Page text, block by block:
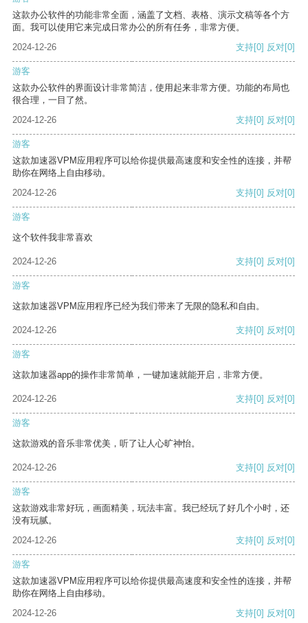
这款办公软件的功能非常全面，涵盖了文档、表格、演示文稿等各个方
面。我可以使用它来完成日常办公的所有任务，非常方便。
2024-12-26
支持[0] 反对[0]
游客
这款办公软件的界面设计非常简洁，使用起来非常方便。功能的布局也
很合理，一目了然。
2024-12-26
支持[0] 反对[0]
游客
这款加速器VPM应用程序可以给你提供最高速度和安全性的连接，并帮
助你在网络上自由移动。
2024-12-26
支持[0] 反对[0]
游客
这个软件我非常喜欢
2024-12-26 支持[0] 反对[0]
游客
这款加速器VPM应用程序已经为我们带来了无限的隐私和自由。
2024-12-26 支持[0] 反对[0]
游客
这款加速器app的操作非常简单，一键加速就能开启，非常方便。
2024-12-26 支持[0] 反对[0]
游客
这款游戏的音乐非常优美，听了让人心旷神怡。
2024-12-26 支持[0] 反对[0]
游客
这款游戏非常好玩，画面精美，玩法丰富。我已经玩了好几个小时，还
没有玩腻。
2024-12-26
支持[0] 反对[0]
游客
这款加速器VPM应用程序可以给你提供最高速度和安全性的连接，并帮
助你在网络上自由移动。
2024-12-26
支持[0] 反对[0]